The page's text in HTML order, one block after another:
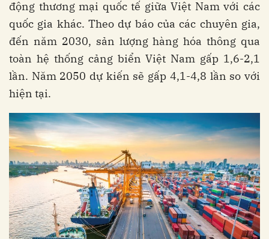
động thương mại quốc tế giữa Việt Nam với các
quốc gia khác. Theo dự báo của các chuyên gia,
đến năm 2030, sản lượng hàng hóa thông qua
toàn hệ thống cảng biển Việt Nam gấp 1,6-2,1
lần. Năm 2050 dự kiến sẽ gấp 4,1-4,8 lần so với
hiện tại.